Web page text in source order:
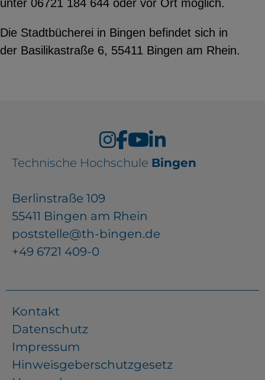
unter 06721 184 644 oder vor Ort möglich.
Die Stadtbücherei in Bingen befindet sich in
der Basilikastraße 6, 55411 Bingen am Rhein.
Technische Hochschule Bingen
Berlinstraße 109
55411 Bingen am Rhein
poststelle@th-bingen.de
+49 6721 409-0
Kontakt
Datenschutz
Impressum
Hinweisgeberschutzgesetz